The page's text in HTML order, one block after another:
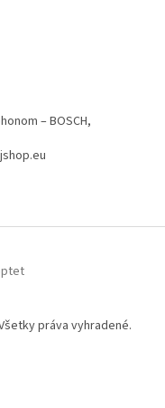
– BOSCH,
práva vyhradené.